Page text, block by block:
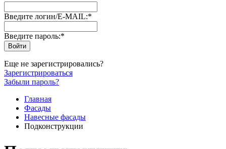
Введите логин/E-MAIL:*
Введите пароль:*
Еще не зарегистрировались?
Зарегистрироваться
Забыли пароль?
Главная
Фасады
Навесные фасады
Подконструкции